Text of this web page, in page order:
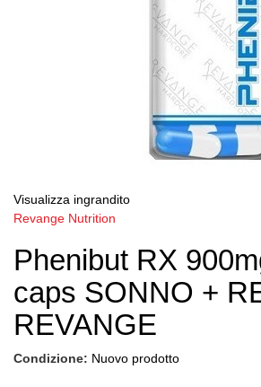
Visualizza ingrandito
Revange Nutrition
Phenibut RX
caps SONNO +
REVANGE
Condizione: Nuovo prodotto